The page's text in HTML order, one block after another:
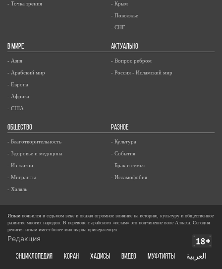
- Точка зрения
- Крым
- Поволжье
- СНГ
В МИРЕ
- Азия
- Арабский мир
- Европа
- Африка
- США
АКТУАЛЬНО
- Вопрос ребром
- Россия - Исламский мир
ОБЩЕСТВО
- Благотворительность
- Здоровье и медицина
- Из жизни
- Мигранты
- Халяль
РАЗНОЕ
- Культура
- События
- Брак и семья
- Исламофобия
Ислам появился в седьмом веке и оказал огромное влияние на историю, культуру и общественное
развитие многих народов. В переводе с арабского «ислам» это подчинение воле Аллаха. Сегодня
религия ислам имеет более миллиарда приверженцев.
Редакция
ЭНЦИКЛОПЕДИЯ КОРАН ХАДИСЫ ВИДЕО Муфтияты العربية